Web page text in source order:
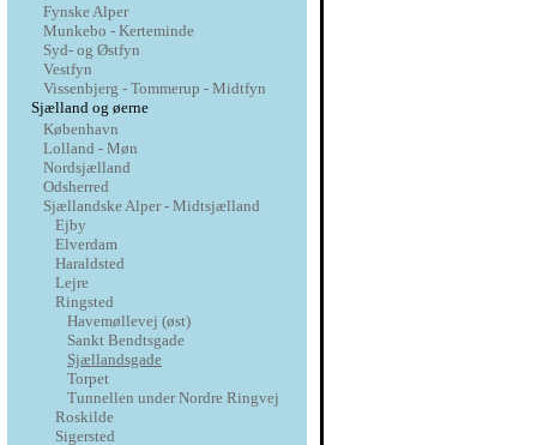
Fynske Alper
Munkebo - Kerteminde
Syd- og Østfyn
Vestfyn
Vissenbjerg - Tommerup - Midtfyn
Sjælland og øerne
København
Lolland - Møn
Nordsjælland
Odsherred
Sjællandske Alper - Midtsjælland
Ejby
Elverdam
Haraldsted
Lejre
Ringsted
Havemøllevej (øst)
Sankt Bendtsgade
Sjællandsgade
Torpet
Tunnellen under Nordre Ringvej
Roskilde
Sigersted